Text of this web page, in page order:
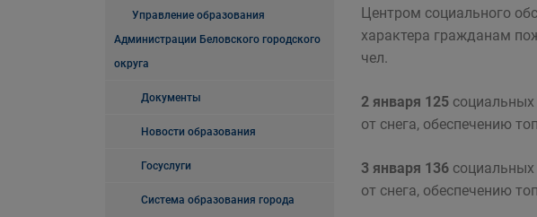
Управление образования
Администрации Беловского городского
округа
Документы
Новости образования
Госуслуги
Система образования города
Центром социального
характера гражданам
чел.
2 января 125
от снега, обеспечению
3 января 136
от снега, обеспечению